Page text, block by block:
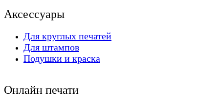
Аксессуары
Для круглых печатей
Для штампов
Подушки и краска
Онлайн печати